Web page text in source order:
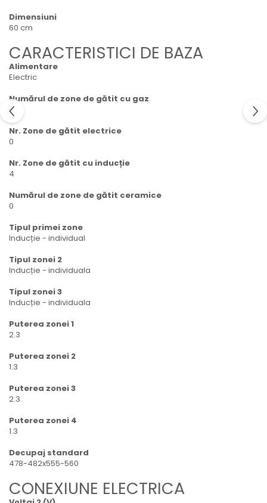
Dimensiuni
60 cm
CARACTERISTICI DE BAZA
Alimentare
Electric
Numărul de zone de gătit cu gaz
0
Nr. Zone de gătit electrice
0
Nr. Zone de gătit cu inducție
4
Numărul de zone de gătit ceramice
0
Tipul primei zone
Inducție - individual
Tipul zonei 2
Inducție - individuala
Tipul zonei 3
Inducție - individuala
Puterea zonei 1
2.3
Puterea zonei 2
1.3
Puterea zonei 3
2.3
Puterea zonei 4
1.3
Decupaj standard
478-482x555-560
CONEXIUNE ELECTRICA